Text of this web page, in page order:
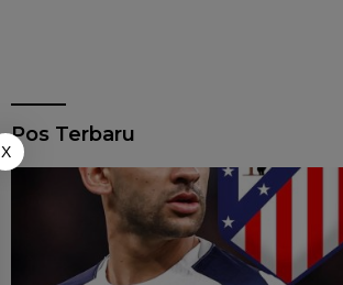
Pos Terbaru
X